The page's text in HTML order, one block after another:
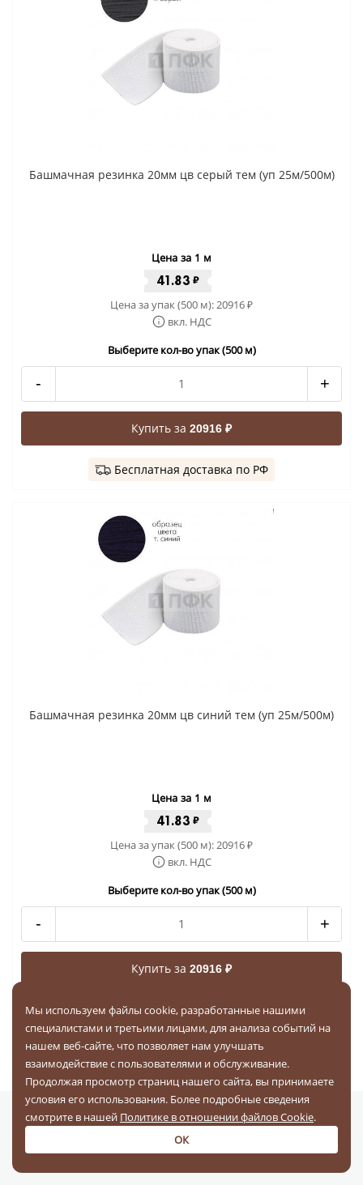
Башмачная резинка 20мм цв серый тем (уп 25м/500м)
Цена за 1 м
41.83 ₽
Цена за упак (500 м): 20916₽
вкл. НДС
Выберите кол-во упак (500 м)
- +
Купить за 20916 ₽
Бесплатная доставка по РФ
Башмачная резинка 20мм цв синий тем (уп 25м/500м)
Цена за 1 м
41.83 ₽
Цена за упак (500 м):20916₽
вкл. НДС
Выберите кол-во упак (500 м)
- +
Купить за 20916 ₽
Бесплатная доставка по РФ
1 2
Минимальная сумма заказа —
Мы используем файлы cookie, разработанные нашими
специалистами и третьими лицами, для анализа событий на
нашем веб-сайте, что позволяет нам улучшать
взаимодействие с пользователями и обслуживание.
Продолжая просмотр страниц нашего сайта, вы принимаете
условия его использования. Более подробные сведения
смотрите в нашей Политике в отношении файлов Cookie.
ОК